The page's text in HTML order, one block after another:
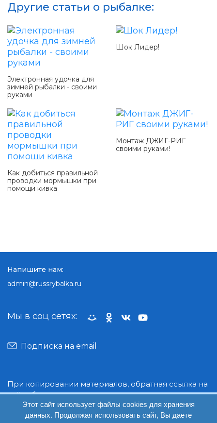
Другие статьи о рыбалке:
Электронная удочка для
зимней рыбалки - своими
руками
Шок Лидер!
Как добиться правильной
проводки мормышки при
помощи кивка
Монтаж ДЖИГ-РИГ
своими руками!
При копировании материалов, обратная ссылка на
сайт обязательна.
© Руссрыбалка: 2018-2026
Мы в соц сетях:
Подписка на email
Напишите нам:
admin@russrybalka.ru
Этот сайт использует файлы cookies для хранения
данных. Продолжая использовать сайт, Вы даете